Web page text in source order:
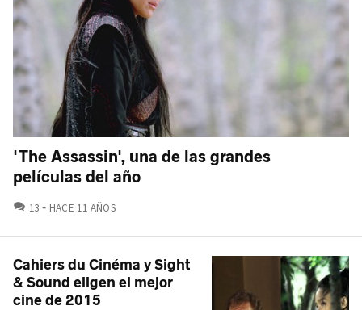
'The Assassin', una de las grandes
películas del año
13 COMENTARIOS
HACE 11 AÑOS
Cahiers du Cinéma y Sight
& Sound eligen el mejor
cine de 2015